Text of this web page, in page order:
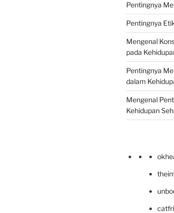
Pentingnya
Pentingnya
Mengenal
pada
Pentingnya
dalam
Mengenal
Kehidupan